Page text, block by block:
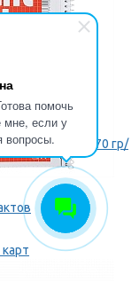
помочь
если у
вопросы.
на пружине, 70 гр/